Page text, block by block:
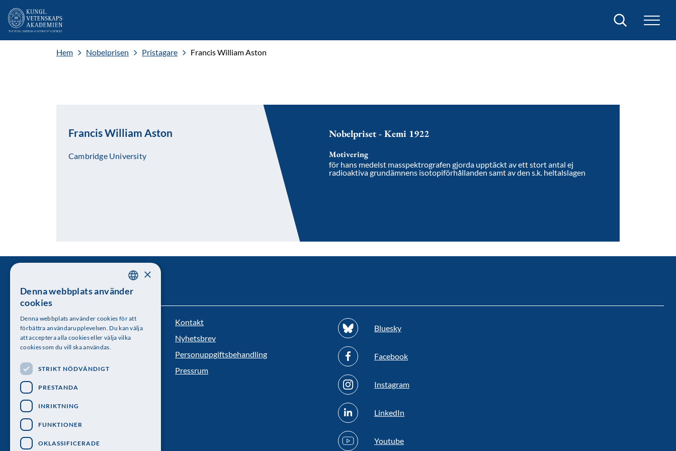
Sök
Hem Nobelprisen Pristagare Francis William Aston
Francis William Aston
Cambridge University
Nobelpriset - Kemi 1922
Motivering
för hans medelst masspektrografen gjorda upptäckt av ett stort antal ej
radioaktiva grundämnens isotopiförhållanden samt av den s.k. heltalslagen
Kungl. Vetenskapsakademien
Besöksadress: Lilla Frescativägen 4A
Telefon: 08-673 95 00
Kontakt
Nyhetsbrev
Personuppgiftsbehandling
Pressrum
Bluesky
Facebook
Instagram
LinkedIn
Youtube
SWEDISH
×
Denna webbplats använder
cookies
Denna webbplats använder cookies för att
förbättra användarupplevelsen. Du kan välja
att acceptera alla cookies eller välja vilka
cookies som du vill ska användas.
STRIKT NÖDVÄNDIGT
PRESTANDA
INRIKTNING
FUNKTIONER
OKLASSIFICERADE